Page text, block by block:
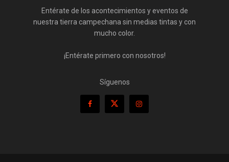
Entérate de los acontecimientos y eventos de
nuestra tierra campechana sin medias tintas y con
mucho color.
¡Entérate primero con nosotros!
Síguenos